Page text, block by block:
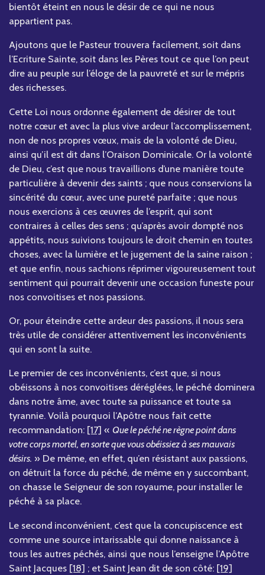
bientôt éteint en nous le désir de ce qui ne nous
appartient pas.
Ajoutons que le Pasteur trouvera facilement, soit dans
l’Ecriture Sainte, soit dans les Pères tout ce que l’on peut
dire au peuple sur l’éloge de la pauvreté et sur le mépris
des richesses.
Cette Loi nous ordonne également de désirer de tout
notre cœur et avec la plus vive ardeur l’accomplissement,
non de nos propres vœux, mais de la volonté de Dieu,
ainsi qu’il est dit dans l’Oraison Dominicale. Or la volonté
de Dieu, c’est que nous travaillions d’une manière toute
particulière à devenir des saints ; que nous conservions la
sincérité du cœur, avec une pureté parfaite ; que nous
nous exercions à ces œuvres de l’esprit, qui sont
contraires à celles des sens ; qu’après avoir dompté nos
appétits, nous suivions toujours le droit chemin en toutes
choses, avec la lumière et le jugement de la saine raison ;
et que enfin, nous sachions réprimer vigoureusement tout
sentiment qui pourrait devenir une occasion funeste pour
nos convoitises et nos passions.
Or, pour éteindre cette ardeur des passions, il nous sera
très utile de considérer attentivement les inconvénients
qui en sont la suite.
Le premier de ces inconvénients, c’est que, si nous
obéissons à nos convoitises déréglées, le péché dominera
dans notre âme, avec toute sa puissance et toute sa
tyrannie. Voilà pourquoi l’Apôtre nous fait cette
recommandation: [17] « Que le péché ne règne point dans
votre corps mortel, en sorte que vous obéissiez à ses mauvais
désirs. » De même, en effet, qu’en résistant aux passions,
on détruit la force du péché, de même en y succombant,
on chasse le Seigneur de son royaume, pour installer le
péché à sa place.
Le second inconvénient, c’est que la concupiscence est
comme une source intarissable qui donne naissance à
tous les autres péchés, ainsi que nous l’enseigne l’Apôtre
Saint Jacques [18] ; et Saint Jean dit de son côté: [19]